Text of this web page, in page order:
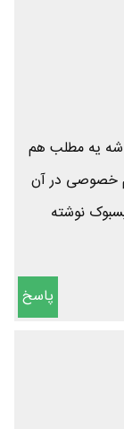
یه مطلب هم
خصوصی در آن
نوشته
پاسخ